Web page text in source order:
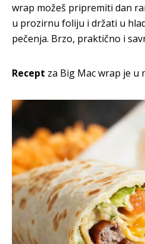
wrap možeš pripremiti dan
u prozirnu foliju i držati u
pečenja. Brzo, praktično i
Recept za Big Mac wrap je u